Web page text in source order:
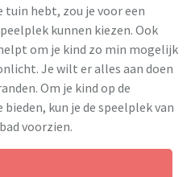
tuin hebt, zou je voor een
kunnen kiezen. Ook
om je kind zo min mogelijk
Je wilt er alles aan doen
Om je kind op de
kun je de speelplek van
voorzien.